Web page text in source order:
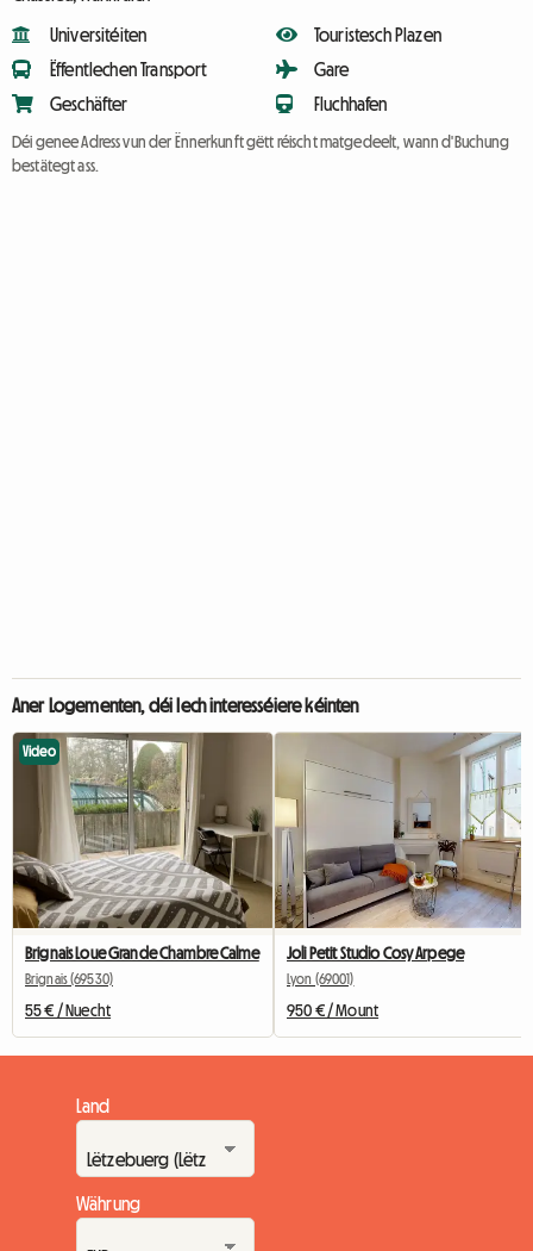
Universitéiten
Ëffentlechen Transport
Geschäfter
Touristesch Plazen
Gare
Fluchhafen
Déi genee Adress vun der Ënnerkunft gëtt réischt matgedeelt, wann d'Buchung
bestätegt ass.
Aner Logementen, déi Iech interesséiere kéinten
Video
Brignais Loue Grande Chambre Calme
Brignais (69530)
55 € / Nuecht
Joli Petit Studio Cosy Arpege
Lyon (69001)
950 € / Mount
Land
Währung